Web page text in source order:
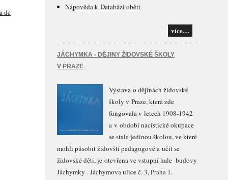
de
Nápověda k Databázi obětí
více…
JÁCHYMKA - DĚJINY ŽIDOVSKÉ ŠKOLY
V PRAZE
Výstava o dějinách židovské
školy v Praze, která zde
fungovala v letech 1908-1942
a v období nacistické okupace
se stala jedinou školou, ve které
mohli působit židovští pedagogové a učit se
židovské děti, je otevřena ve vstupní hale budovy
Jáchymky - Jáchymova ulice č. 3, Praha 1.